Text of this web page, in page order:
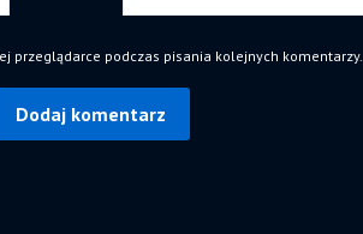
przeglądarce podczas pisania kolejnych komentarzy.